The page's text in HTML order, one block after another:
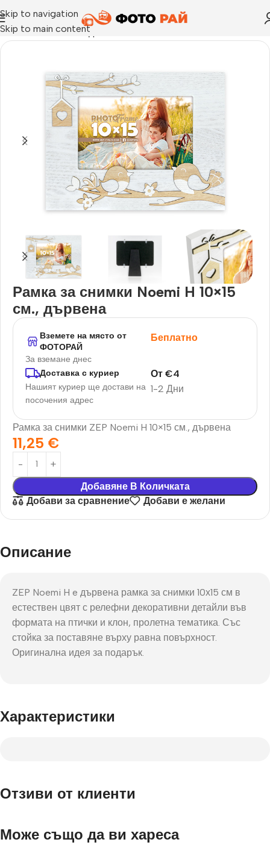
Skip to navigation
Skip to main content
Начало›Рамка за една снимка
Рамка за снимки Noemi H 10×15
см., дървена
Вземете на място от
ФОТОРАЙ
За вземане днес
Беплатно
Доставка с куриер
Нашият куриер ще достави на
посочения адрес
1-2 Дни
От€4
Рамка за снимки ZEP Noemi H 10×15 см., дървена
11,25 €
Добавяне В Количката
Добави за сравнение
Добави е желани
Описание
ZEP Noemi H e дървена рамка за снимки 10х15 см в
естествен цвят с релефни декоративни детайли във
формата на птички и клон, пролетна тематика. Със
стойка за поставяне върху равна повърхност.
Оригинална идея за подарък.
Характеристики
Отзиви от клиенти
Може също да ви хареса